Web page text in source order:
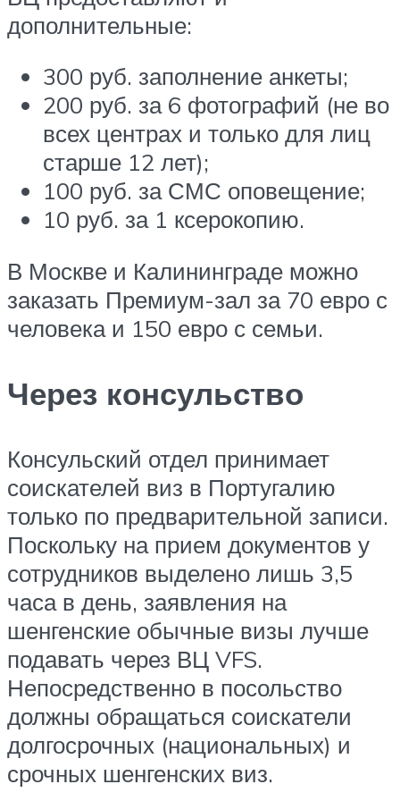
дополнительные:
300 руб. заполнение анкеты;
200 руб. за 6 фотографий (не во
всех центрах и только для лиц
старше 12 лет);
100 руб. за СМС оповещение;
10 руб. за 1 ксерокопию.
В Москве и Калининграде можно
заказать Премиум-зал за 70 евро с
человека и 150 евро с семьи.
Через консульство
Консульский отдел принимает
соискателей виз в Португалию
только по предварительной записи.
Поскольку на прием документов у
сотрудников выделено лишь 3,5
часа в день, заявления на
шенгенские обычные визы лучше
подавать через ВЦ VFS.
Непосредственно в посольство
должны обращаться соискатели
долгосрочных (национальных) и
срочных шенгенских виз.